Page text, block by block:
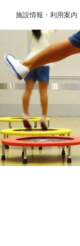
施設情報・利用案内